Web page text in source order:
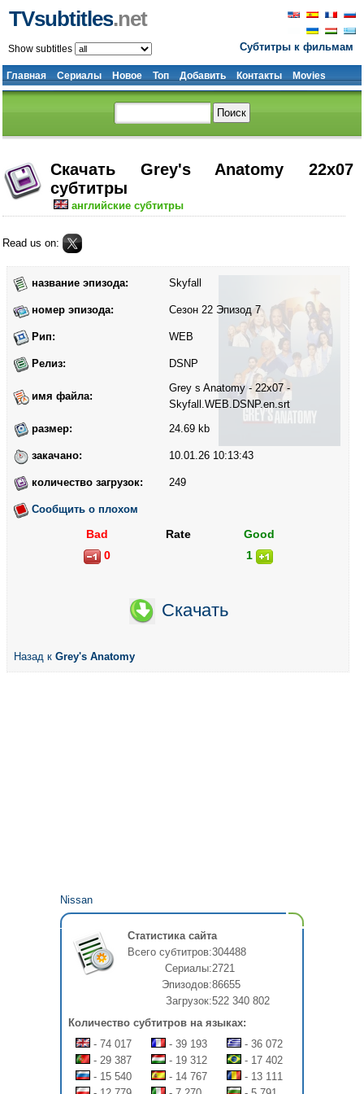
Субтитры к фильмам
TVsubtitles.net
Главная Сериалы Новое Топ Добавить Контакты Movies
Show subtitles
Скачать Grey's Anatomy 22x07
субтитры
английские субтитры
Read us on:
название эпизода: Skyfall
номер эпизода: Сезон 22 Эпизод 7
Рип: WEB
Релиз: DSNP
имя файла:
Grey s Anatomy - 22x07 -
Skyfall.WEB.DSNP.en.srt
размер:
24.69 kb
закачано: 10.01.26 10:13:43
количество загрузок: 249
Сообщить о плохом
Bad Rate
Good
0
1
Скачать
Назад к Grey's Anatomy
Nissan
Статистика сайта
Всего субтитров:304488
Сериалы:2721
Эпизодов:86655
Загрузок:522 340 802
Количество субтитров на языках:
- 74 017
- 39 193
- 36 072
- 29 387
- 19 312
- 17 402
- 15 540
- 14 767
- 13 111